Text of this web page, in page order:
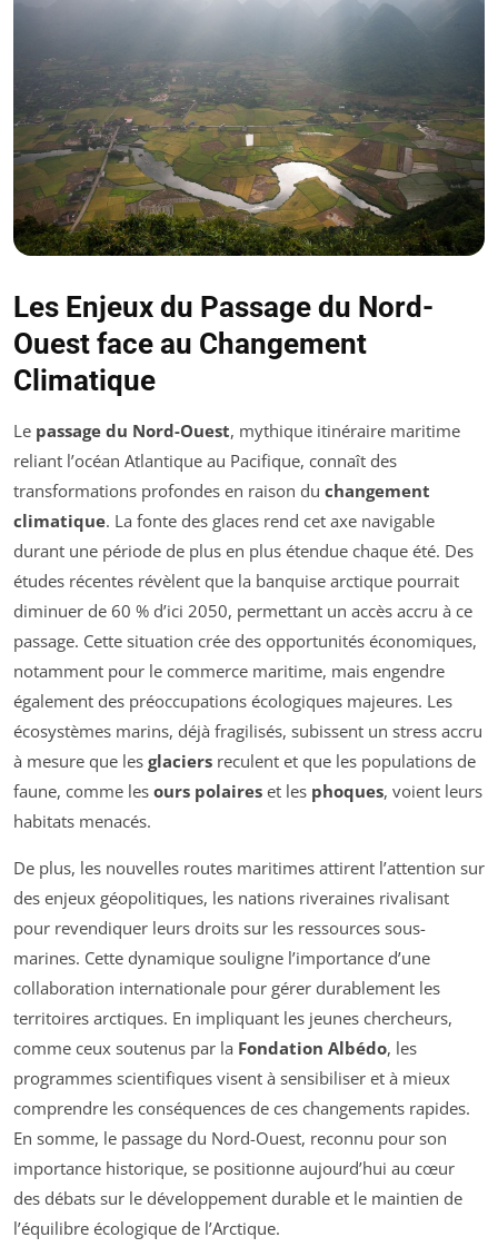
Les Enjeux du Passage du Nord-
Ouest face au Changement
Climatique
Le passage du Nord-Ouest, mythique itinéraire maritime
reliant l’océan Atlantique au Pacifique, connaît des
transformations profondes en raison du changement
climatique. La fonte des glaces rend cet axe navigable
durant une période de plus en plus étendue chaque été. Des
études récentes révèlent que la banquise arctique pourrait
diminuer de 60 % d’ici 2050, permettant un accès accru à ce
passage. Cette situation crée des opportunités économiques,
notamment pour le commerce maritime, mais engendre
également des préoccupations écologiques majeures. Les
écosystèmes marins, déjà fragilisés, subissent un stress accru
à mesure que les glaciers reculent et que les populations de
faune, comme les ours polaires et les phoques, voient leurs
habitats menacés.
De plus, les nouvelles routes maritimes attirent l’attention sur
des enjeux géopolitiques, les nations riveraines rivalisant
pour revendiquer leurs droits sur les ressources sous-
marines. Cette dynamique souligne l’importance d’une
collaboration internationale pour gérer durablement les
territoires arctiques. En impliquant les jeunes chercheurs,
comme ceux soutenus par la Fondation Albédo, les
programmes scientifiques visent à sensibiliser et à mieux
comprendre les conséquences de ces changements rapides.
En somme, le passage du Nord-Ouest, reconnu pour son
importance historique, se positionne aujourd’hui au cœur
des débats sur le développement durable et le maintien de
l’équilibre écologique de l’Arctique.